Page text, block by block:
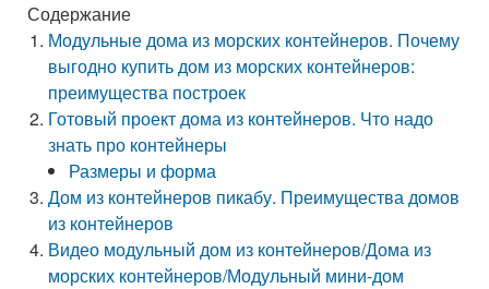
Содержание
Модульные дома из морских контейнеров. Почему
выгодно купить дом из морских контейнеров:
преимущества построек
Готовый проект дома из контейнеров. Что надо
знать про контейнеры
Размеры и форма
Дом из контейнеров пикабу. Преимущества домов
из контейнеров
Видео модульный дом из контейнеров/Дома из
морских контейнеров/Модульный мини-дом